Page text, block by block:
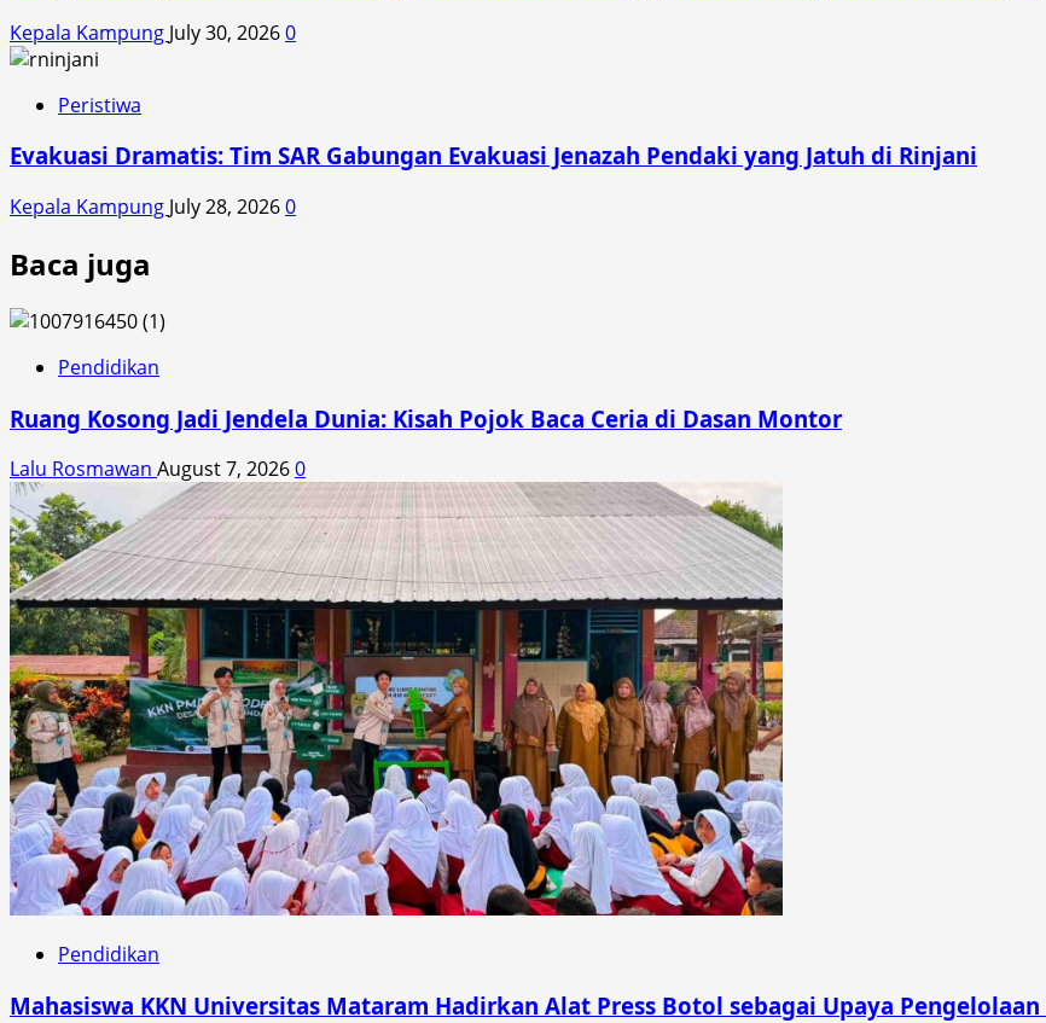
Kepala Kampung July 30, 20260
Peristiwa
Evakuasi Dramatis: Tim SAR Gabungan Evakuasi Jenazah Pendaki yang Jatuh di Rinjani
Kepala Kampung July 28, 20260
Baca juga
Pendidikan
Ruang Kosong Jadi Jendela Dunia: Kisah Pojok Baca Ceria di Dasan Montor
Lalu Rosmawan August 7, 20260
Pendidikan
Mahasiswa KKN Universitas Mataram Hadirkan Alat Press Botol sebagai Upaya